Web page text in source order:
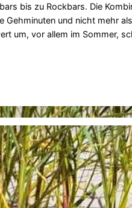
bis zu Rockbars. Die
Gehminuten und nicht mehr
um, vor allem im Sommer,